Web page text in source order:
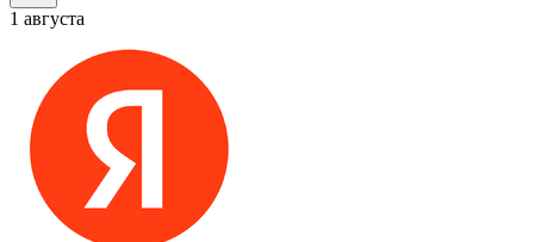
1 августа